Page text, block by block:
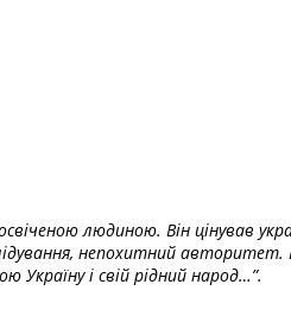
людиною. Він цінував
непохитний
Україну і свій рідний народ…”.